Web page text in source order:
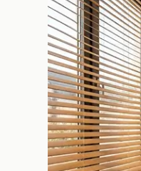
filtert, maar
Top-
Ook
Strakke